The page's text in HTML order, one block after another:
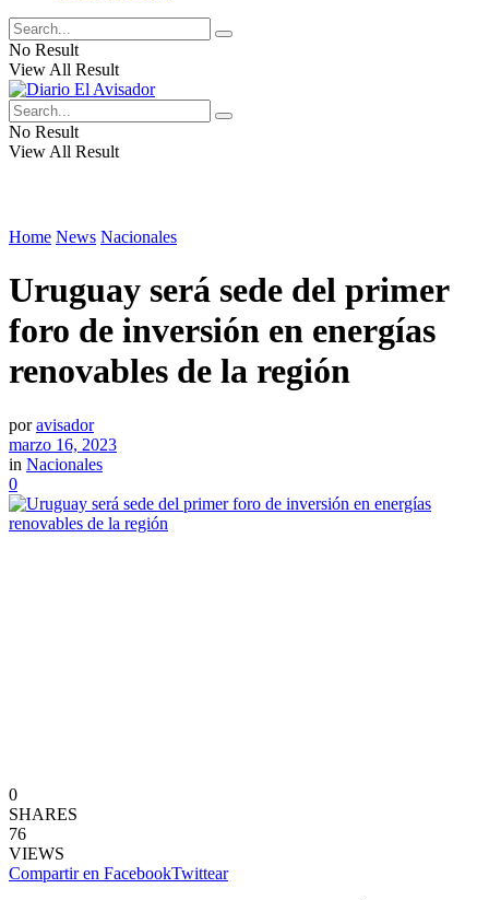
No Result
View All Result
No Result
View All Result
Home News Nacionales
Uruguay será sede del primer
foro de inversión en energías
renovables de la región
por avisador
marzo 16, 2023
in Nacionales
0
0
SHARES
76
VIEWS
Compartir en FacebookTwittear